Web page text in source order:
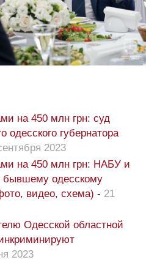
на 450 млн грн: суд
одесского губернатора
2023
на 450 млн грн: НАБУ и
бывшему одесскому
видео, схема) - 21
Одесской областной
2023